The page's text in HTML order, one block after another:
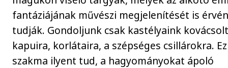
fantáziájának művészi megjelenítését is
tudják. Gondoljunk csak kastélyaink
kapuira, korlátaira, a szépséges csillárokra.
szakma ilyent tud, a hagyományokat ápoló